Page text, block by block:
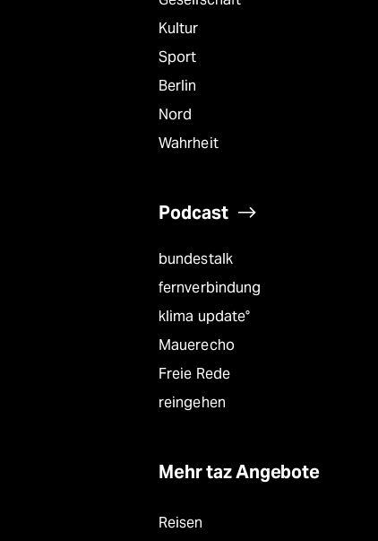
Kultur
Sport
Berlin
Nord
Wahrheit
Podcast
bundestalk
fernverbindung
klima update°
Mauerecho
Freie Rede
reingehen
Mehr taz Angebote
Reisen